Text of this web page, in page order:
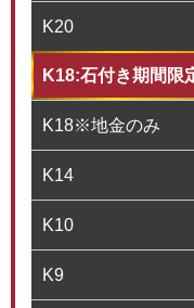
K20
K18:石付き期間限
K18※地金のみ
K14
K10
K9